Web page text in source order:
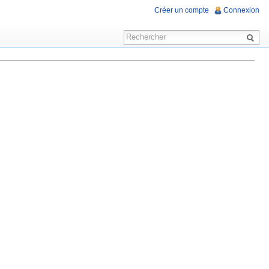
Créer un compte Connexion